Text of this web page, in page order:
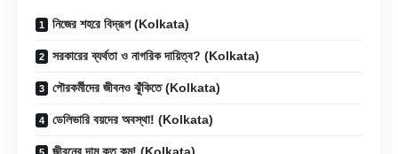
নিজের শহরে বিদ্রূপ (Kolkata)
সরকারের ব্যর্থতা ও নাগরিক দায়িত্ব? (Kolkata)
পৌরকর্মীদের জীবনও ঝুঁকিতে (Kolkata)
ডেলিভারি বয়দের অবস্থা! (Kolkata)
জীবনের দাম কত কম! (Kolkata)